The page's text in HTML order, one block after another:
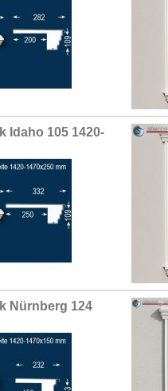
Idaho 105 1420-
Nürnberg 124